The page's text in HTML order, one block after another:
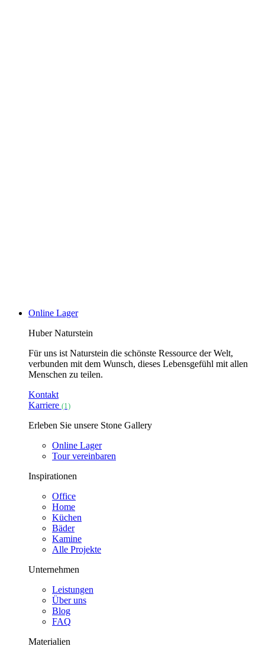
Online Lager
Huber Naturstein
Für uns ist Naturstein die schönste Ressource der Welt,
verbunden mit dem Wunsch, dieses Lebensgefühl mit allen
Menschen zu teilen.
Kontakt
Karriere (1)
Erleben Sie unsere Stone Gallery
Online Lager
Tour vereinbaren
Inspirationen
Office
Home
Küchen
Bäder
Kamine
Alle Projekte
Unternehmen
Leistungen
Über uns
Blog
FAQ
Materialien